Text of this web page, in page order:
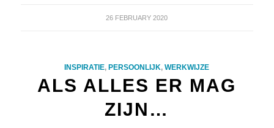
26 FEBRUARY 2020
INSPIRATIE, PERSOONLIJK,WERKWIJZE
ALS ALLES ER MAG
ZIJN…